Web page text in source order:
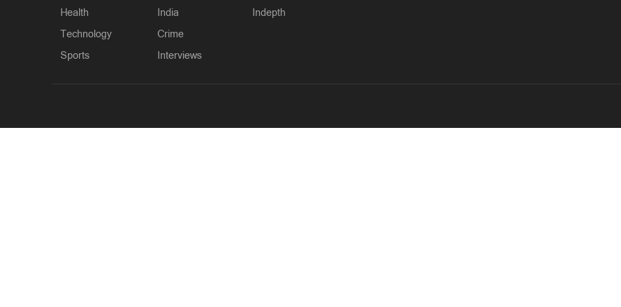
Health
Technology
Sports
India
Crime
Interviews
Indepth